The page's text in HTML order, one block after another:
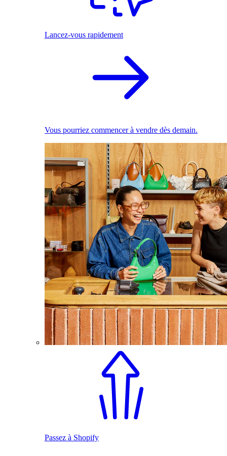
Lancez-vous rapidement
Vous pourriez commencer à vendre dès demain.
Passez à Shopify